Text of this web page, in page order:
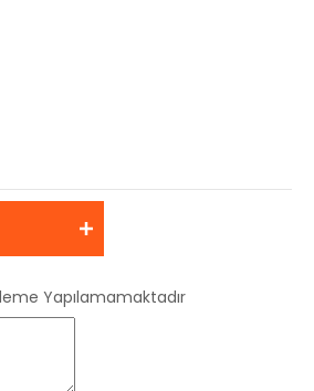
Yapılamamaktadır